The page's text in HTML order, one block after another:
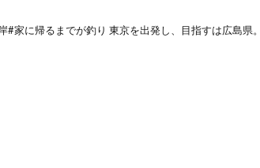
家に帰るまでが釣り 東京を出発し、目指すは広島県。